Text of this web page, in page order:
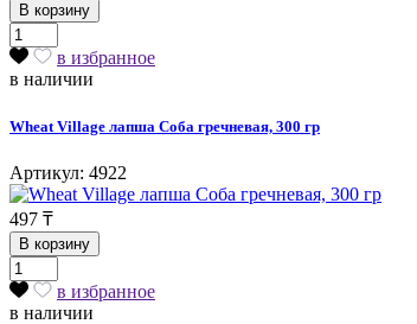
В корзину
в избранное
в наличии
Wheat Village лапша Соба гречневая, 300 гр
Артикул: 4922
497 ₸
В корзину
в избранное
в наличии